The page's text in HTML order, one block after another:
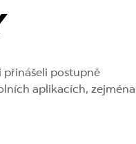
přinášeli postupně
aplikacích, zejména